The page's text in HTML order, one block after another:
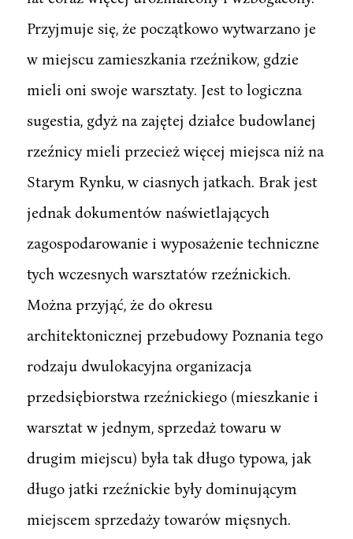
Przyjmuje się, że początkowo wytwarzano je
w miejscu zamieszkania rzeźnikow, gdzie
mieli oni swoje warsztaty. Jest to logiczna
sugestia, gdyż na zajętej działce budowlanej
rzeźnicy mieli przecież więcej miejsca niż na
Starym Rynku, w ciasnych jatkach. Brak jest
jednak dokumentów naświetlających
zagospodarowanie i wyposażenie techniczne
tych wczesnych warsztatów rzeźnickich.
Można przyjąć, że do okresu
architektonicznej przebudowy Poznania tego
rodzaju dwulokacyjna organizacja
przedsiębiorstwa rzeźnickiego (mieszkanie i
warsztat w jednym, sprzedaż towaru w
drugim miejscu) była tak długo typowa, jak
długo jatki rzeźnickie były dominującym
miejscem sprzedaży towarów mięsnych.